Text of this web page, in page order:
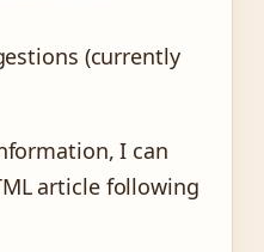
(currently
I can
article following